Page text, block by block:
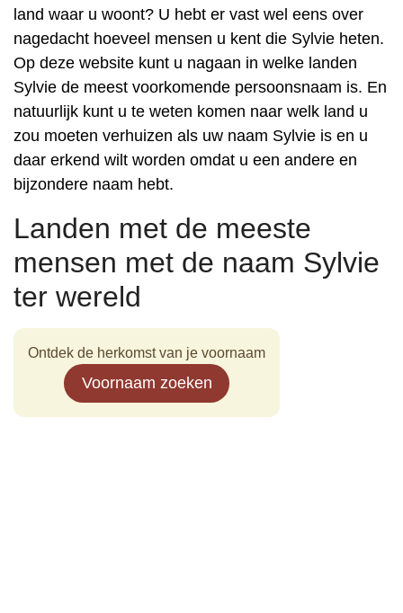
land waar u woont? U hebt er vast wel eens over
nagedacht hoeveel mensen u kent die Sylvie heten.
Op deze website kunt u nagaan in welke landen
Sylvie de meest voorkomende persoonsnaam is. En
natuurlijk kunt u te weten komen naar welk land u
zou moeten verhuizen als uw naam Sylvie is en u
daar erkend wilt worden omdat u een andere en
bijzondere naam hebt.
Landen met de meeste
mensen met de naam Sylvie
ter wereld
Ontdek de herkomst van je voornaam
Voornaam zoeken